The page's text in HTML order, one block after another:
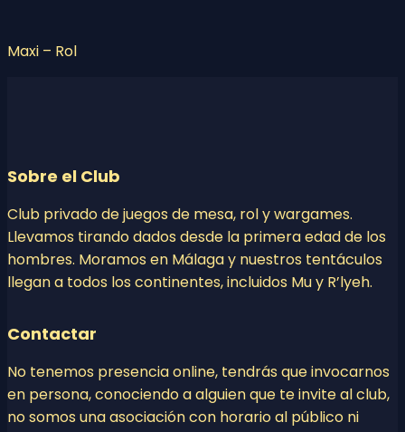
Maxi – Rol
Sobre el Club
Club privado de juegos de mesa, rol y wargames.
Llevamos tirando dados desde la primera edad de los
hombres. Moramos en Málaga y nuestros tentáculos
llegan a todos los continentes, incluidos Mu y R’lyeh.
Contactar
No tenemos presencia online, tendrás que invocarnos
en persona, conociendo a alguien que te invite al club,
no somos una asociación con horario al público ni